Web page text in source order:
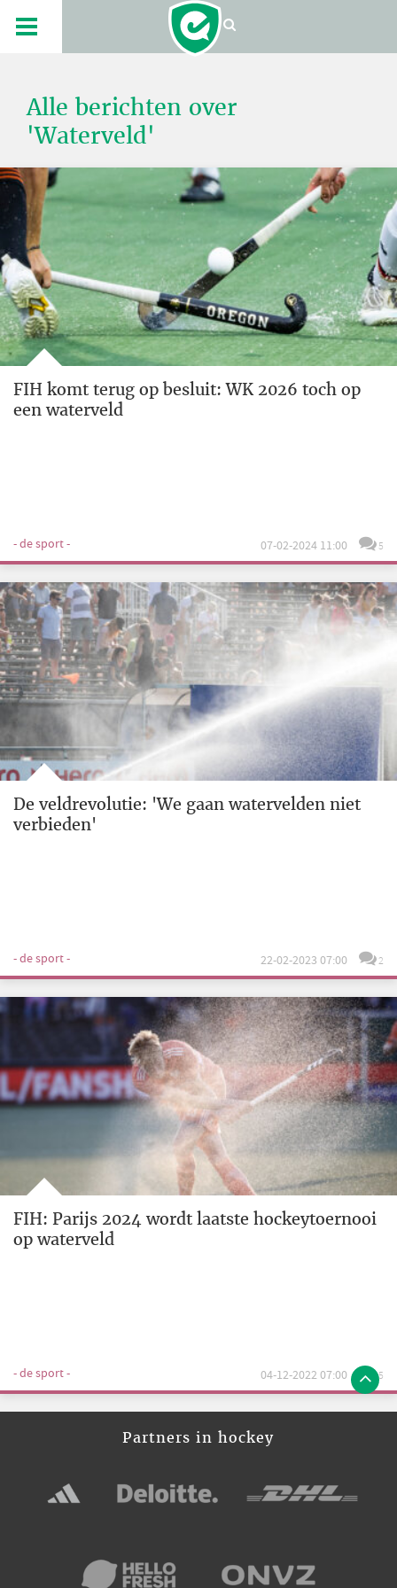
Alle berichten over
'Waterveld'
FIH komt terug op besluit: WK 2026 toch op
een waterveld
- de sport - 07-02-2024 11:00 5
De veldrevolutie: 'We gaan watervelden niet
verbieden'
- de sport - 22-02-2023 07:00 2
FIH: Parijs 2024 wordt laatste hockeytoernooi
op waterveld
- de sport - 04-12-2022 07:00 5
Partners in hockey